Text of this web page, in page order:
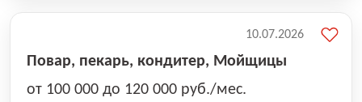
Повар, пекарь, кондитер, Мойщицы
от 100 000 до 120 000 руб./мес.
10.07.2026